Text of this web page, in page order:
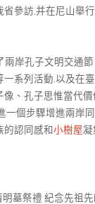
參訪,并在尼山舉
岸孔子文明交通
一系列活動,以及在
像、孔子思惟當代
一個步驟增進兩岸
的認同感和小樹屋凝
墓祭禮 紀念先祖先